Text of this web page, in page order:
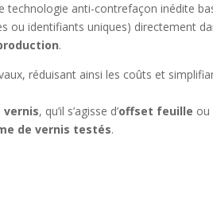
technologie anti-contrefaçon inédite
ou identifiants uniques) directement
.
réduisant ainsi les coûts et
vernis, qu’il s’agisse d’offset feuille ou
de vernis testés.